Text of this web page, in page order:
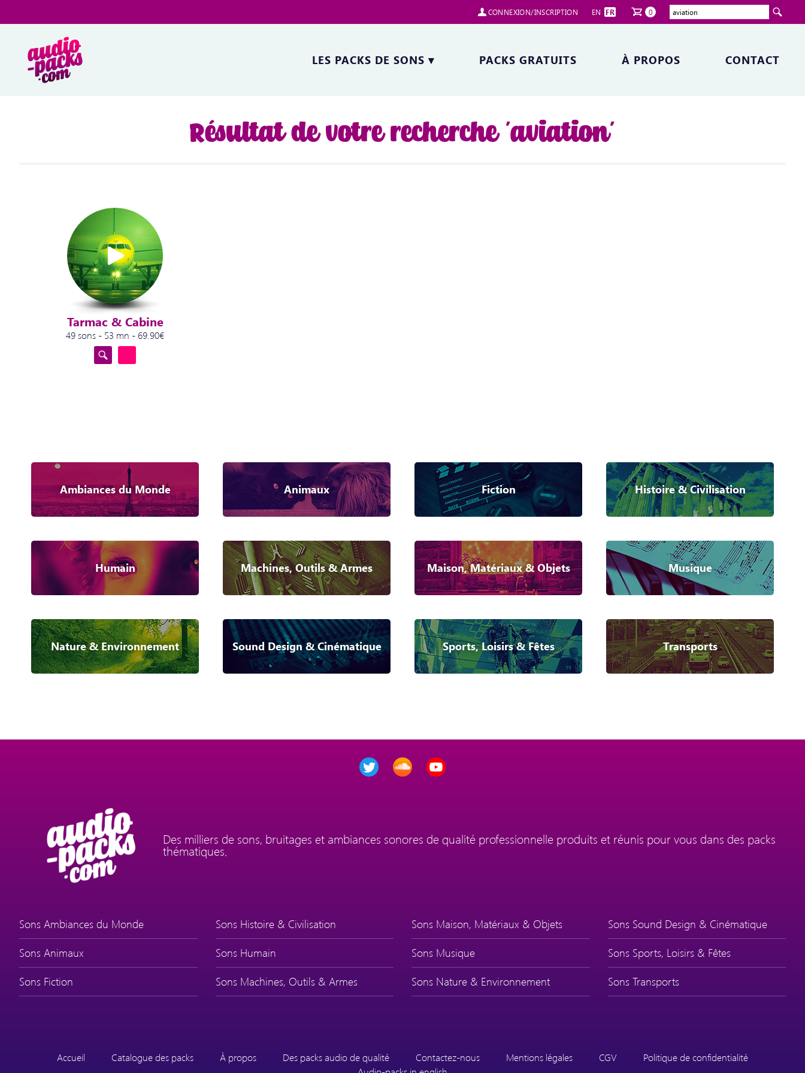
CONNEXION/INSCRIPTION EN FR 0
LES PACKS DE SONS ▾ PACKS GRATUITS À PROPOS CONTACT
Résultat de votre recherche 'aviation'
Tarmac & Cabine
49 sons - 53 mn - 69.90€
Ambiances du Monde Animaux Fiction Histoire & Civilisation
Humain Machines, Outils & Armes Maison, Matériaux & Objets Musique
Nature & Environnement Sound Design & Cinématique Sports, Loisirs & Fêtes Transports
Des milliers de sons, bruitages et ambiances sonores de qualité professionnelle produits et réunis pour vous dans des packs
thématiques.
Sons Ambiances du Monde
Sons Animaux
Sons Fiction
Sons Histoire & Civilisation
Sons Humain
Sons Machines, Outils & Armes
Sons Maison, Matériaux & Objets
Sons Musique
Sons Nature & Environnement
Sons Sound Design & Cinématique
Sons Sports, Loisirs & Fêtes
Sons Transports
Accueil Catalogue des packs À propos Des packs audio de qualité Contactez-nous Mentions légales CGV
Politique de confidentialité